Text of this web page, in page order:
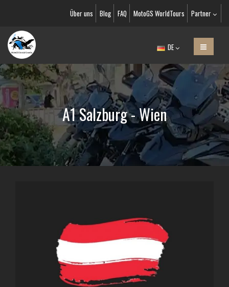
Über uns Blog FAQ MotoGS WorldTours Partner
DE
A1 Salzburg - Wien